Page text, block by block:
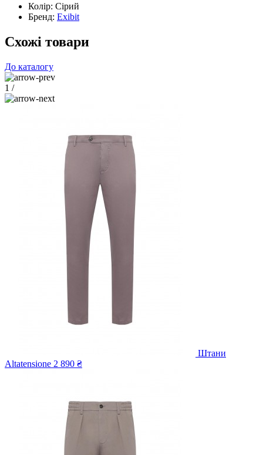
Колір: Сірий
Бренд: Exibit
Схожі товари
До каталогу
1 /
Штани
Altatensione 2 890 ₴